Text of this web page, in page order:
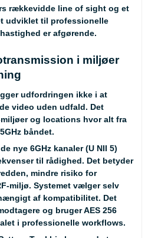
rækkevidde line of sight og et
udviklet til professionelle
er afgørende.
i miljøer
udfordringen ikke i at
video uden udfald. Det
og locations hvor alt fra
båndet.
nye 6GHz kanaler (U NII 5)
til rådighed. Det betyder
mindre risiko for
miljø. Systemet vælger selv
af kompatibilitet. Det
og bruger AES 256
i professionelle workflows.